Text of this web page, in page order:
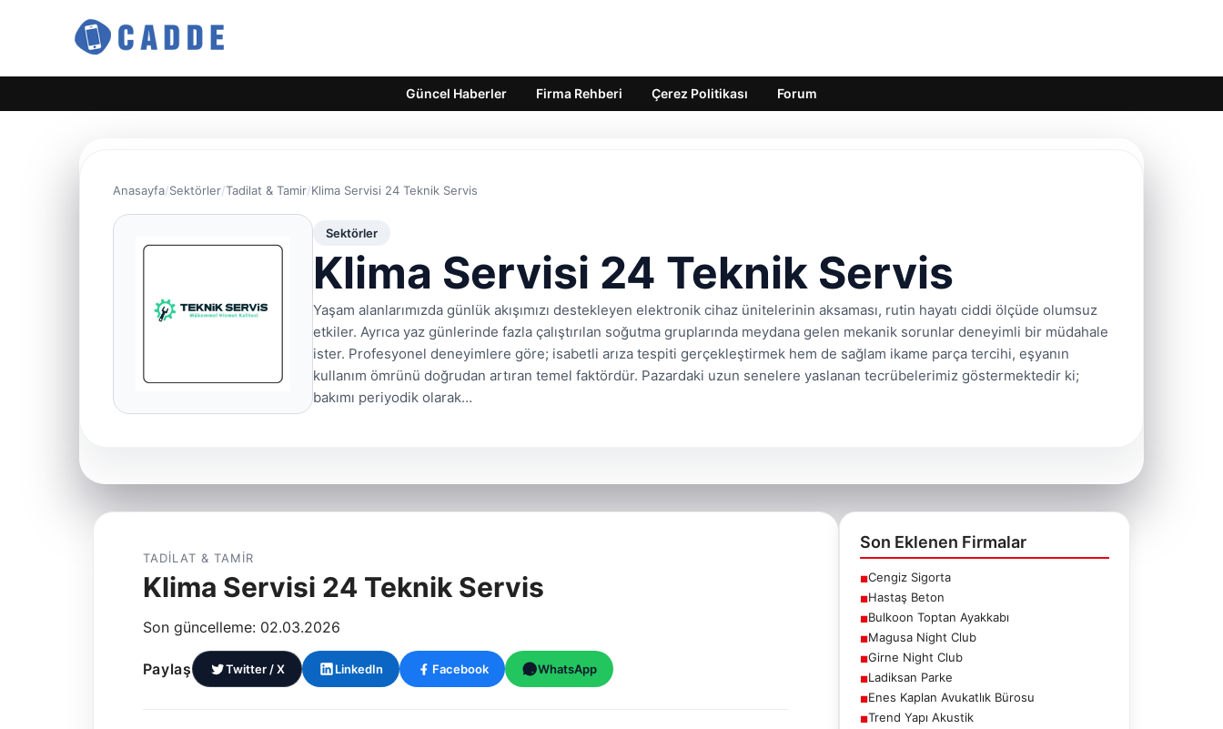
Güncel Haberler Firma Rehberi Çerez Politikası Forum
Anasayfa Sektörler Tadilat & Tamir Klima Servisi 24 Teknik Servis
Sektörler
Klima Servisi 24 Teknik Servis
Yaşam alanlarımızda günlük akışımızı destekleyen elektronik cihaz ünitelerinin aksaması, rutin hayatı ciddi ölçüde olumsuz
etkiler. Ayrıca yaz günlerinde fazla çalıştırılan soğutma gruplarında meydana gelen mekanik sorunlar deneyimli bir müdahale
ister. Profesyonel deneyimlere göre; isabetli arıza tespiti gerçekleştirmek hem de sağlam ikame parça tercihi, eşyanın
kullanım ömrünü doğrudan artıran temel faktördür. Pazardaki uzun senelere yaslanan tecrübelerimiz göstermektedir ki;
bakımı periyodik olarak…
TADILAT & TAMIR
Klima Servisi 24 Teknik Servis
Son güncelleme: 02.03.2026
Paylaş Twitter / X LinkedIn Facebook WhatsApp
Son Eklenen Firmalar
■Cengiz Sigorta
■Hastaş Beton
■Bulkoon Toptan Ayakkabı
■Magusa Night Club
■Girne Night Club
■Ladiksan Parke
■Enes Kaplan Avukatlık Bürosu
■Trend Yapı Akustik